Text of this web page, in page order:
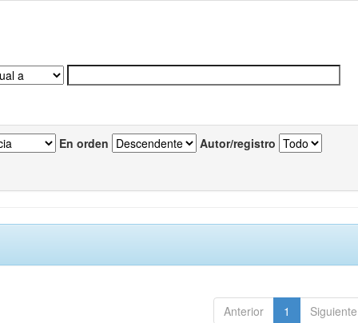
En orden Autor/registro
Anterior 1 Siguiente